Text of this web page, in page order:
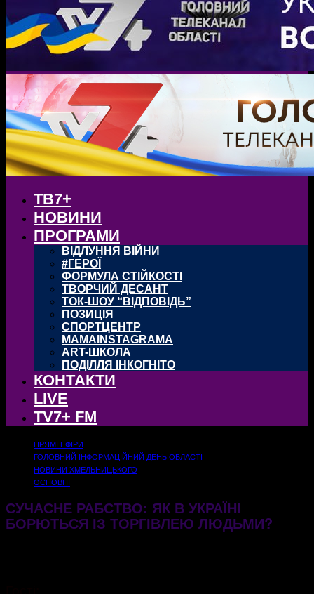
ТВ7+
НОВИНИ
ПРОГРАМИ
ВІДЛУННЯ ВІЙНИ
#ГЕРОЇ
ФОРМУЛА СТІЙКОСТІ
ТВОРЧИЙ ДЕСАНТ
ТОК-ШОУ “ВІДПОВІДЬ”
ПОЗИЦІЯ
СПОРТЦЕНТР
MAMAINSTAGRAMA
ART-ШКОЛА
ПОДІЛЛЯ ІНКОГНІТО
КОНТАКТИ
LIVE
TV7+ FM
ПРЯМІ ЕФІРИ
ГОЛОВНИЙ ІНФОРМАЦІЙНИЙ ДЕНЬ ОБЛАСТІ
НОВИНИ ХМЕЛЬНИЦЬКОГО
ОСНОВНІ
СУЧАСНЕ РАБСТВО: ЯК В УКРАЇНІ
БОРЮТЬСЯ ІЗ ТОРГІВЛЕЮ ЛЮДЬМИ?